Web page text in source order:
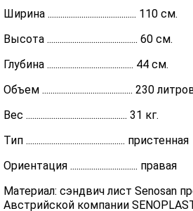
Ширина .......................................... 110 см.
Высота ........................................... 60 см.
Глубина ......................................... 44 см.
Объем ........................................... 230
Вес ................................................ 31 кг.
Тип ............................................... пристенная
Ориентация ................................ правая
Материал: сэндвич лист Senosan
Австрийской компании